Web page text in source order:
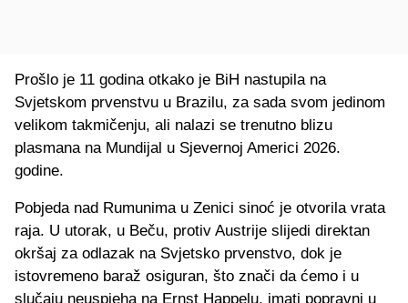
Prošlo je 11 godina otkako je BiH nastupila na
Svjetskom prvenstvu u Brazilu, za sada svom jedinom
velikom takmičenju, ali nalazi se trenutno blizu
plasmana na Mundijal u Sjevernoj Americi 2026.
godine.
Pobjeda nad Rumunima u Zenici sinoć je otvorila vrata
raja. U utorak, u Beču, protiv Austrije slijedi direktan
okršaj za odlazak na Svjetsko prvenstvo, dok je
istovremeno baraž osiguran, što znači da ćemo i u
slučaju neuspjeha na Ernst Happelu, imati popravni u